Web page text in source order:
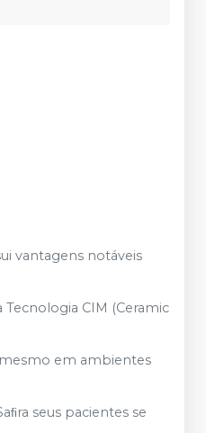
vantagens notáveis
CIM (Ceramic
mesmo em ambientes
seus pacientes se